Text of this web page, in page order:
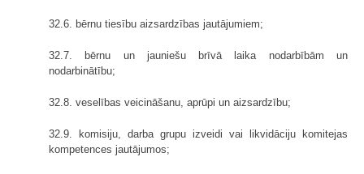
32.6. bērnu tiesību aizsardzības jautājumiem;
32.7. bērnu un jauniešu brīvā laika nodarbībām un
nodarbinātību;
32.8. veselības veicināšanu, aprūpi un aizsardzību;
32.9. komisiju, darba grupu izveidi vai likvidāciju komitejas
kompetences jautājumos;